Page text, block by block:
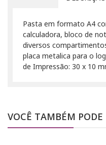
Pasta em formato A4
calculadora, bloco de
diversos
placa metalica para o
de Impressão: 30 x 10
VOCÊ TAMBÉM PODE